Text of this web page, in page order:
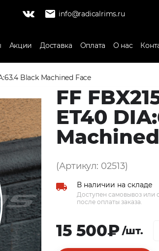
info@radicalrims.ru
Акции Доставка Оплата О нас
Black Machined Face
FF
ET40
(Артикул: 02513)
В наличии на складе
Доступен самовывоз или
после оплаты заказа.
15 500₽ /шт.